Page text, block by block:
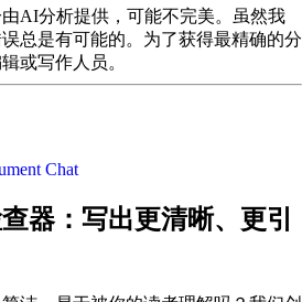
AI分析提供，可能不完美。虽然我
总是有可能的。为了获得最精确的分
或写作人员。
Chat
器：写出更清晰、更引